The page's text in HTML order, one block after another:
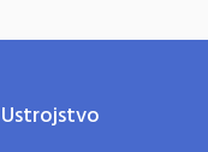
Ustrojstvo